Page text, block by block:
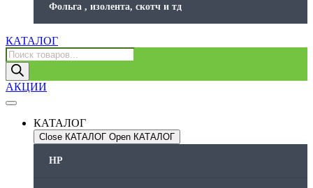
Фольга , изолента, скотч и тд
КАТАЛОГ
Поиск
товаров
АКЦИИ
КАТАЛОГ
Close КАТАЛОГ Open КАТАЛОГ
HP